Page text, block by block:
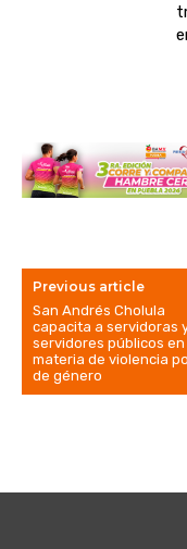
Previous article
San Andrés Cholula
capacita a servidoras
servidores públicos en
materia de violencia
de género